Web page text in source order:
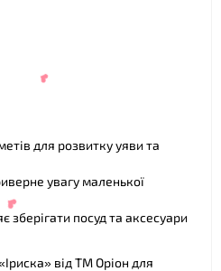
для розвитку уяви та
увагу маленької
зберігати посуд та аксесуари
від ТМ Оріон для